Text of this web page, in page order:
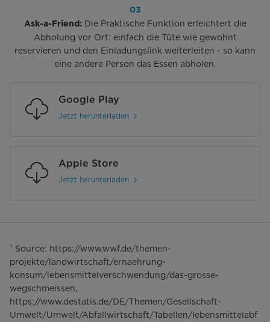
03
Ask-a-Friend: Die Praktische Funktion erleichtert die
Abholung vor Ort: einfach die Tüte wie gewohnt
reservieren und den Einladungslink weiterleiten - so kann
eine andere Person das Essen abholen.
Google Play
Jetzt herunterladen
Apple Store
Jetzt herunterladen
¹ Source: https://www.wwf.de/themen-
projekte/landwirtschaft/ernaehrung-
konsum/lebensmittelverschwendung/das-grosse-
wegschmeissen,
https://www.destatis.de/DE/Themen/Gesellschaft-
Umwelt/Umwelt/Abfallwirtschaft/Tabellen/lebensmittelabf